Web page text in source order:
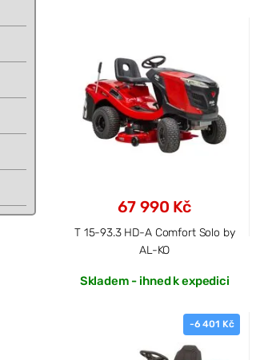
67 990 Kč
T 15-93.3 HD-A Comfort Solo by
AL-KO
Skladem - ihned k expedici
-6 401 Kč